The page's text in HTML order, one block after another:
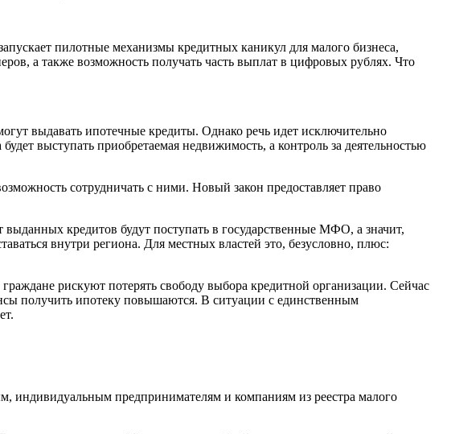
пилотные механизмы кредитных каникул для малого бизнеса,
а также возможность получать часть выплат в цифровых рублях. Что
выдавать ипотечные кредиты. Однако речь идет исключительно
выступать приобретаемая недвижимость, а контроль за деятельностью
сотрудничать с ними. Новый закон предоставляет право
кредитов будут поступать в государственные МФО, а значит,
внутри региона. Для местных властей это, безусловно, плюс:
рискуют потерять свободу выбора кредитной организации. Сейчас
получить ипотеку повышаются. В ситуации с единственным
индивидуальным предпринимателям и компаниям из реестра малого